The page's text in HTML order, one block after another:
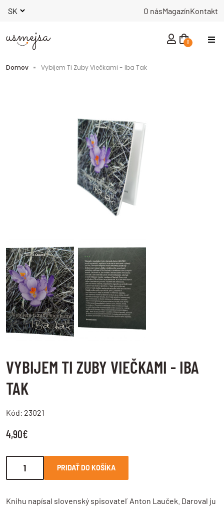
O násMagazínKontakt
NOVINKY
Nie ste členom? Zaregistrujte sa.
0
Domov Vybijem Ti Zuby Viečkami - Iba Tak
VYBIJEM TI ZUBY VIEČKAMI - IBA
TAK
Kód: 23021
4,90€
PRIDAŤ DO KOŠÍKA
Knihu napísal slovenský spisovateľ Anton Lauček. Daroval ju